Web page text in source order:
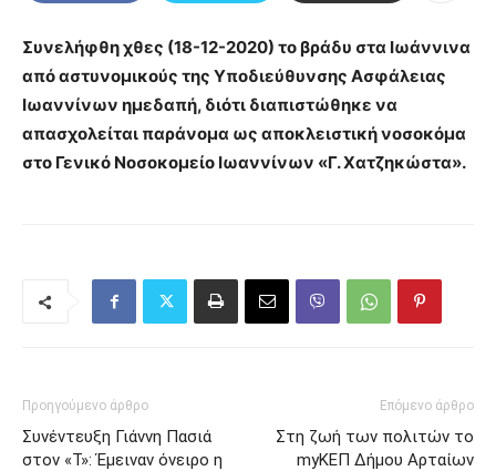
Συνελήφθη χθες (18-12-2020) το βράδυ στα Ιωάννινα
από αστυνομικούς της Υποδιεύθυνσης Ασφάλειας
Ιωαννίνων ημεδαπή, διότι διαπιστώθηκε να
απασχολείται παράνομα ως αποκλειστική νοσοκόμα
στο Γενικό Νοσοκομείο Ιωαννίνων «Γ. Χατζηκώστα».
Προηγούμενο άρθρο
Συνέντευξη Γιάννη Πασιά
στον «Τ»: Έμειναν όνειρο η
Επόμενο άρθρο
Στη ζωή των πολιτών το
myΚΕΠ Δήμου Αρταίων